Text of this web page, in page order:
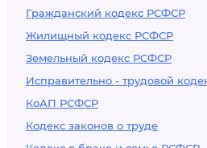
Гражданский кодекс РСФСР
Жилищный кодекс РСФСР
Земельный кодекс РСФСР
Исправительно - трудовой
КоАП РСФСР
Кодекс законов о труде